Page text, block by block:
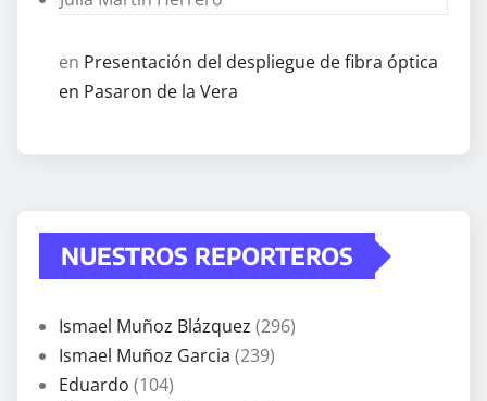
en Presentación del despliegue de fibra óptica
en Pasaron de la Vera
NUESTROS REPORTEROS
Ismael Muñoz Blázquez (296)
Ismael Muñoz Garcia (239)
Eduardo (104)